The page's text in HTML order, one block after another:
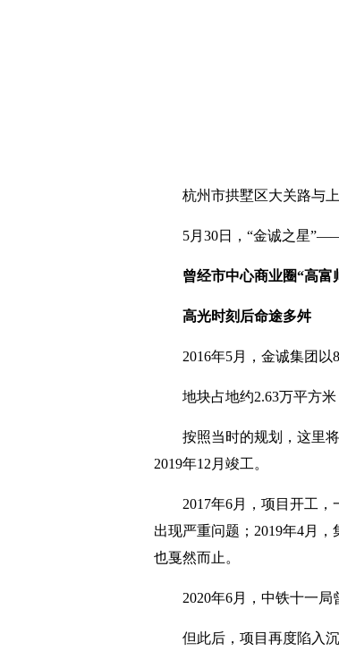
杭州市拱墅区大关路与
5月30日，“金诚之星
曾经市中心商业圈“高富
高光时刻后命途多舛
2016年5月，金诚集团以
地块占地约2.63万平方
按照当时的规划，这里
2019年12月竣工。
2017年6月，项目开工
出现严重问题；2019年4月
也戛然而止。
2020年6月，中铁十一
但此后，项目再度陷入